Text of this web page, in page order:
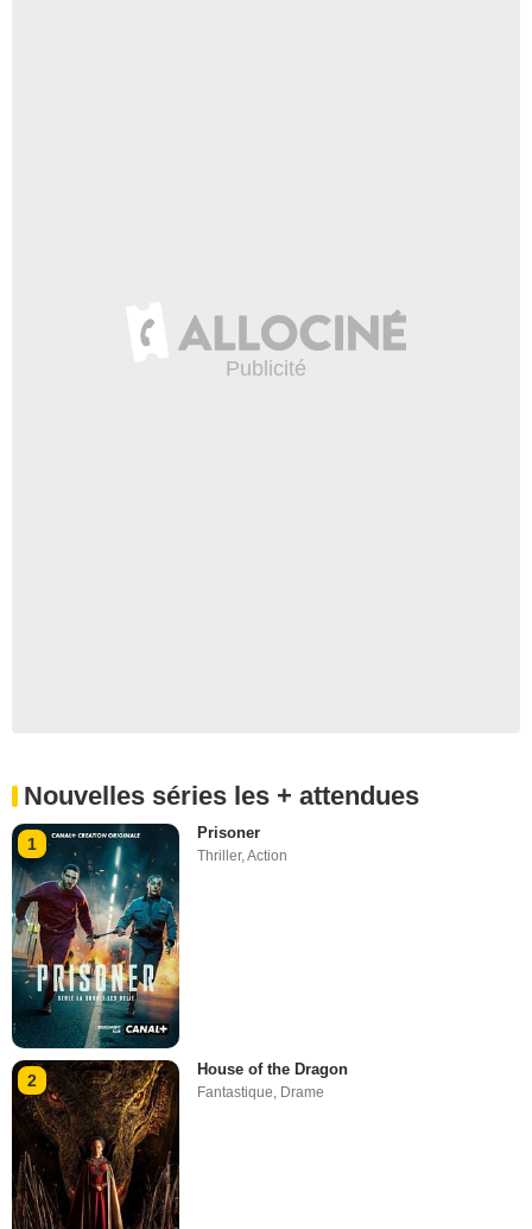
Nouvelles séries les + attendues
1
Prisoner
Thriller,Action
2
House of the Dragon
Fantastique Drame